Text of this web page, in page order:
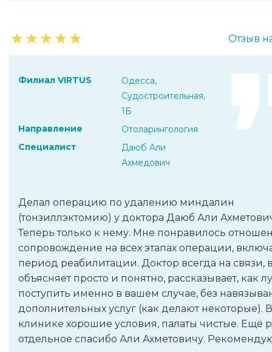
★★★★★ Отзыв
Филиал VIRTUS
Одесса,
Судостроительная,
1Б
Направление
Отоларингология
Специалист
Даюб Али
Ахмедович
Делал операцию по удалению миндалин
(тонзиллэктомию) у доктора Даюб Али
Теперь только к нему. Мне понравилось
сопровождение на всех этапах операции,
период реабилитации. Доктор всегда на связи,
объясняет просто и понятно, рассказывает, как
поступить именно в вашем случае, без
дополнительных услуг (как делают некоторые). В
клинике хорошие условия, палаты чистые. Ещё
отдельное спасибо Али Ахметовичу.